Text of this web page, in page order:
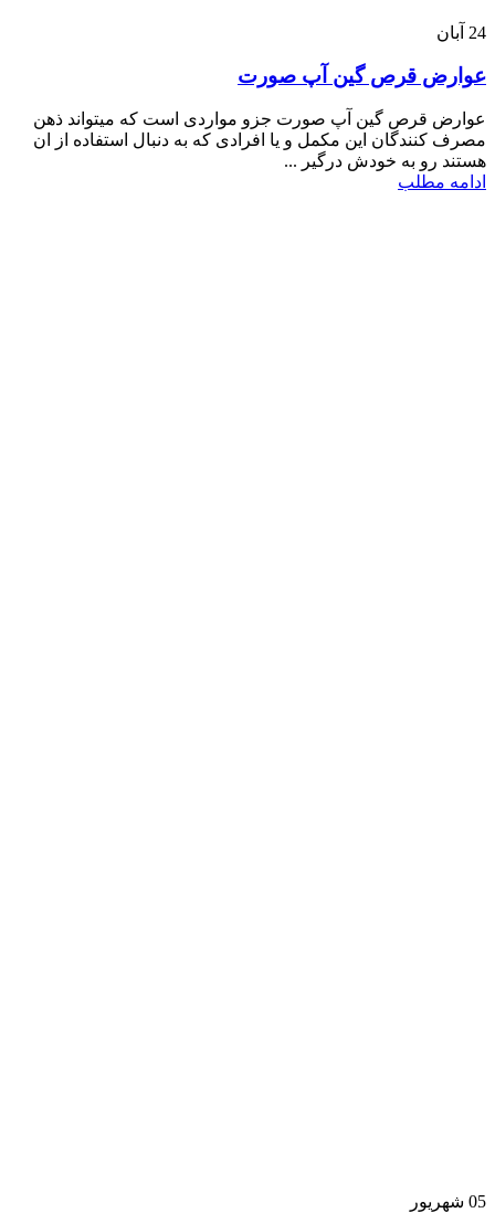
24 آبان
عوارض قرص گین آپ صورت
عوارض قرص گین آپ صورت جزو مواردی است که میتواند ذهن
مصرف کنندگان این مکمل و یا افرادی که به دنبال استفاده از ان
هستند رو به خودش درگیر ...
ادامه مطلب
05 شهریور